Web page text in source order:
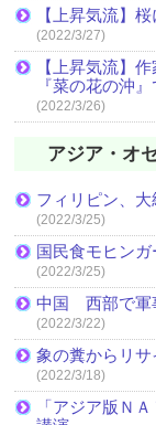
【上昇気流】
(2022/3/27)
【上昇気流】
『菜の花の沖』
(2022/3/26)
アジア・オ
フィリピン、
(2022/3/25)
国民食モヒン
(2022/3/25)
中国 西部で軍
(2022/3/22)
象の糞からリ
(2022/3/18)
「アジア版Ｎ